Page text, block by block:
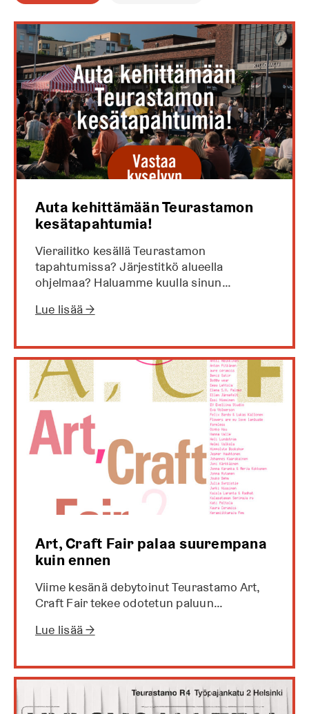
Auta kehittämään Teurastamon
kesätapahtumia!
Vierailitko kesällä Teurastamon
tapahtumissa? Järjestitkö alueella
ohjelmaa? Haluamme kuulla sinun…
Lue lisää →
Art, Craft Fair palaa suurempana
kuin ennen
Viime kesänä debytoinut Teurastamo Art,
Craft Fair tekee odotetun paluun…
Lue lisää →